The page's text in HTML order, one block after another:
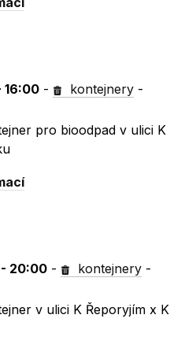
16:00 - kontejnery -
pro bioodpad v ulici K
- 20:00 - kontejnery -
v ulici K Řeporyjím x K